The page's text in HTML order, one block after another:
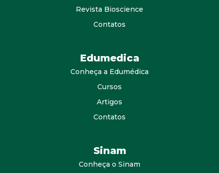
Revista Bioscience
Contatos
Edumedica
Conheça a Edumédica
Cursos
Artigos
Contatos
Sinam
Conheça o Sinam